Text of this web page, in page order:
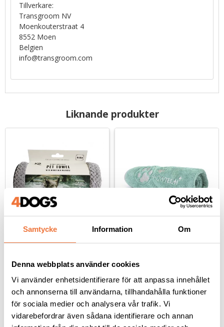
Samtycke Information Om
Denna webbplats använder cookies
Vi använder enhetsidentifierare för att anpassa innehållet
och annonserna till användarna, tillhandahålla funktioner
för sociala medier och analysera vår trafik. Vi
vidarebefordrar även sådana identifierare och annan
Tillverkare:
Transgroom NV
Moenkouterstraat 4
8552 Moen
Belgien
info@transgroom.com
Liknande produkter
K9 Pet Towel
microfiberhandduk
90x60 cm
169kr
Show Tech+ Coral
med tassbrodyr
56x90 cm
149kr